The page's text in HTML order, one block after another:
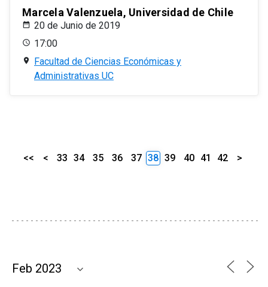
Marcela Valenzuela, Universidad de Chile
20 de Junio de 2019
17:00
Facultad de Ciencias Económicas y
Administrativas UC
<< < 33 34 35 36 37 38 39 40 41 42 >